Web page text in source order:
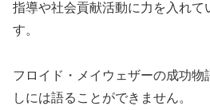
指導や社会貢献活動に力を入れて
す。
フロイド・メイウェザーの成功物
しには語ることができません。